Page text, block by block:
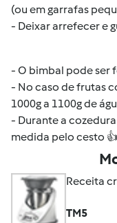
(ou em garrafas
- Deixar arrefecer e
- O bimbal pode ser
- No caso de frutas
1000g a 1100g de
- Durante a
medida pelo cesto 👍
Receita
TM5